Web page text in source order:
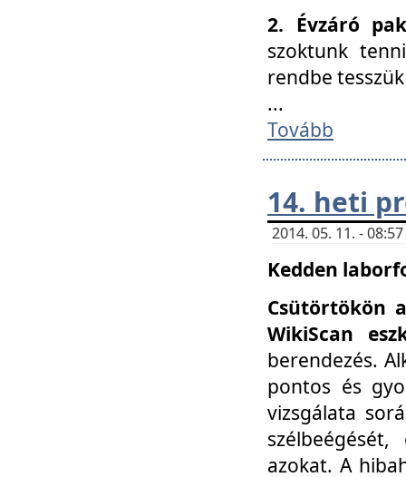
2. Évzáró
szoktunk
rendbe
...
Tovább
14. heti
2014. 05. 11. -
Kedden
Csütörtökön
WikiScan
berendezés.
pontos és
vizsgálata
azokat. A